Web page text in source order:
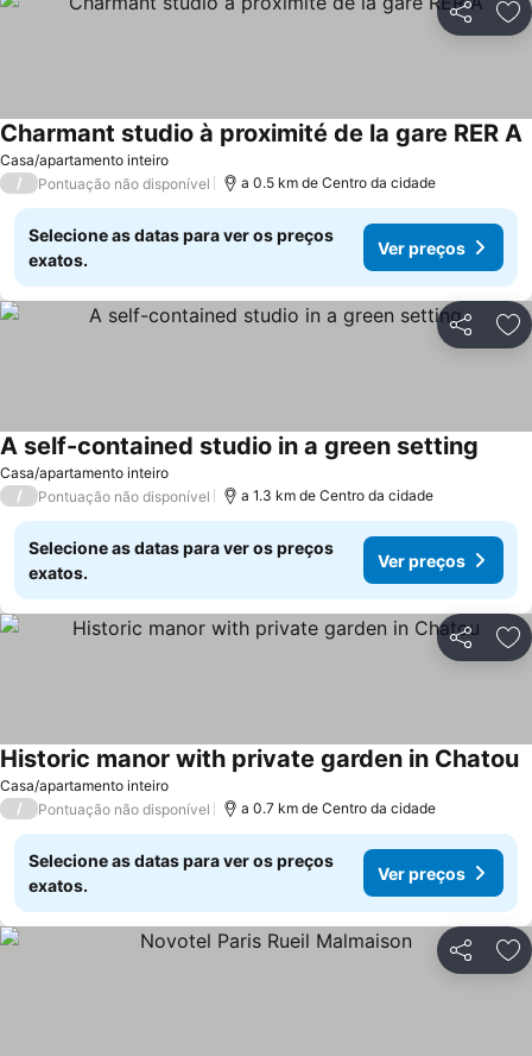
Partilhar
Casa/apartamento inteiro
Charmant studio à proximité de la gare RER A
/ Pontuação não disponível a 0.5 km de Centro da cidade
Selecione as datas para ver os preços
exatos.
Ver preços
Partilhar
Casa/apartamento inteiro
A self-contained studio in a green setting
/ Pontuação não disponível a 1.3 km de Centro da cidade
Selecione as datas para ver os preços
exatos.
Ver preços
Partilhar
Casa/apartamento inteiro
Historic manor with private garden in Chatou
/ Pontuação não disponível a 0.7 km de Centro da cidade
Selecione as datas para ver os preços
exatos.
Ver preços
Partilhar